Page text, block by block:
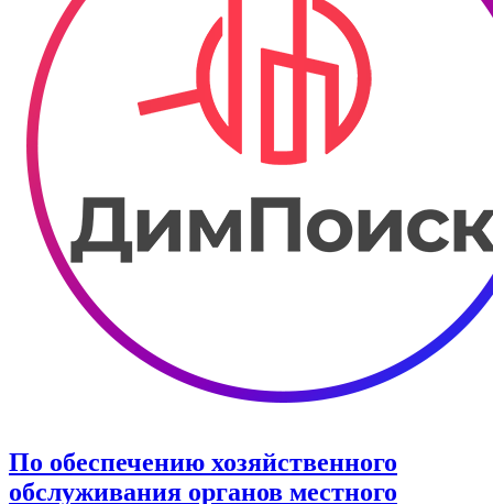
По обеспечению хозяйственного
обслуживания органов местного